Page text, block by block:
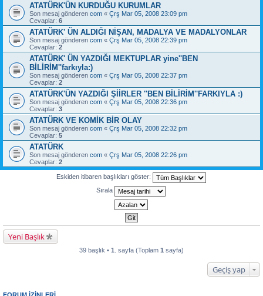
ATATÜRK'ÜN KURDUĞU KURUMLAR
Son mesaj gönderen com « Çrş Mar 05, 2008 23:09 pm
Cevaplar: 6
ATATÜRK' ÜN ALDIĞI NİŞAN, MADALYA VE MADALYONLAR
Son mesaj gönderen com « Çrş Mar 05, 2008 22:39 pm
Cevaplar: 2
ATATÜRK' ÜN YAZDIĞI MEKTUPLAR yine''BEN
BİLİRİM''farkıyla:)
Son mesaj gönderen com « Çrş Mar 05, 2008 22:37 pm
Cevaplar: 2
ATATÜRK'ÜN YAZDIĞI ŞİİRLER ''BEN BİLİRİM''FARKIYLA :)
Son mesaj gönderen com « Çrş Mar 05, 2008 22:36 pm
Cevaplar: 3
ATATÜRK VE KOMİK BİR OLAY
Son mesaj gönderen com « Çrş Mar 05, 2008 22:32 pm
Cevaplar: 5
ATATÜRK
Son mesaj gönderen com « Çrş Mar 05, 2008 22:26 pm
Cevaplar: 2
Eskiden itibaren başlıkları göster:
Sırala
Yeni Başlık
39 başlık • 1 . sayfa (Toplam 1 sayfa)
Geçiş yap
FORUM IZINLERI